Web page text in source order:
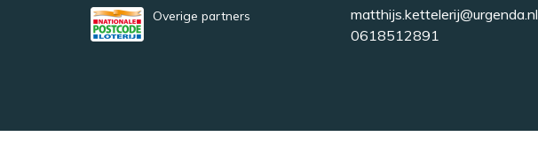
Overige partners
matthijs.kettelerij@urgenda.nl
0618512891